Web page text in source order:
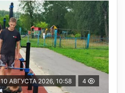
10 АВГУСТА 2026, 10:58 4